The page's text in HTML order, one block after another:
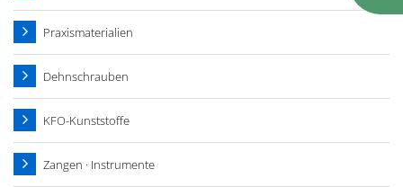
Praxismaterialien
Dehnschrauben
KFO-Kunststoffe
Zangen · Instrumente